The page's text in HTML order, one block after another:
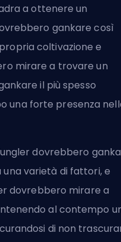
a ottenere un
gankare così
coltivazione e
mirare a trovare un
il più spesso
una forte presenza
dovrebbero
una varietà di fattori, e
dovrebbero mirare a
al contempo
di non